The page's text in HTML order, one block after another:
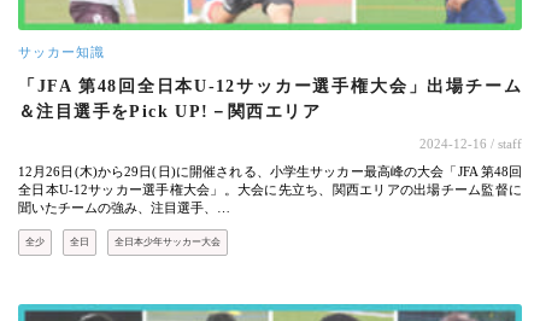
サッカー知識
「JFA 第48回全日本U-12サッカー選手権大会」出場チーム
＆注目選手をPick UP!－関西エリア
2024-12-16 / staff
12月26日(木)から29日(日)に開催される、小学生サッカー最高峰の大会「JFA 第48回
全日本U-12サッカー選手権大会」。大会に先立ち、関西エリアの出場チーム監督に
聞いたチームの強み、注目選手、…
全少 全日 全日本少年サッカー大会